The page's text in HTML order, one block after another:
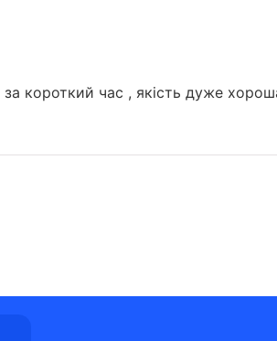
короткий час , якість дуже